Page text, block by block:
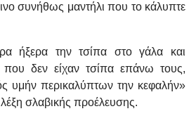
συνήθως μαντήλι που το κάλυπτε
ήξερα την τσίπα στο γάλα και
δεν είχαν τσίπα επάνω τους,
υμήν περικαλύπτων την κεφαλήν»
λέξη σλαβικής προέλευσης.